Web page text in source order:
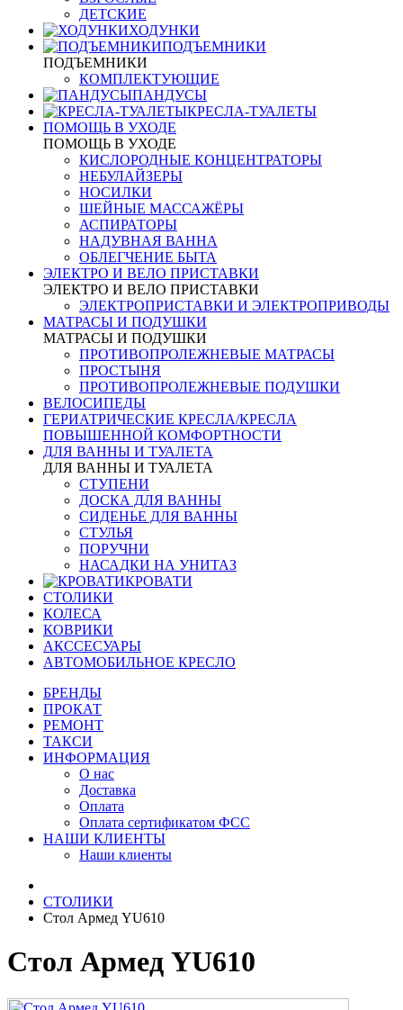
ДЕТСКИЕ
ХОДУНКИ
ПОДЪЕМНИКИ
ПОДЪЕМНИКИ
КОМПЛЕКТУЮЩИЕ
ПАНДУСЫ
КРЕСЛА-ТУАЛЕТЫ
ПОМОЩЬ В УХОДЕ
ПОМОЩЬ В УХОДЕ
КИСЛОРОДНЫЕ КОНЦЕНТРАТОРЫ
НЕБУЛАЙЗЕРЫ
НОСИЛКИ
ШЕЙНЫЕ МАССАЖЁРЫ
АСПИРАТОРЫ
НАДУВНАЯ ВАННА
ОБЛЕГЧЕНИЕ БЫТА
ЭЛЕКТРО И ВЕЛО ПРИСТАВКИ
ЭЛЕКТРО И ВЕЛО ПРИСТАВКИ
ЭЛЕКТРОПРИСТАВКИ И ЭЛЕКТРОПРИВОДЫ
МАТРАСЫ И ПОДУШКИ
МАТРАСЫ И ПОДУШКИ
ПРОТИВОПРОЛЕЖНЕВЫЕ МАТРАСЫ
ПРОСТЫНЯ
ПРОТИВОПРОЛЕЖНЕВЫЕ ПОДУШКИ
ВЕЛОСИПЕДЫ
ГЕРИАТРИЧЕСКИЕ КРЕСЛА/КРЕСЛА
ПОВЫШЕННОЙ КОМФОРТНОСТИ
ДЛЯ ВАННЫ И ТУАЛЕТА
ДЛЯ ВАННЫ И ТУАЛЕТА
СТУПЕНИ
ДОСКА ДЛЯ ВАННЫ
СИДЕНЬЕ ДЛЯ ВАННЫ
СТУЛЬЯ
ПОРУЧНИ
НАСАДКИ НА УНИТАЗ
КРОВАТИ
СТОЛИКИ
КОЛЕСА
КОВРИКИ
АКССЕСУАРЫ
АВТОМОБИЛЬНОЕ КРЕСЛО
БРЕНДЫ
ПРОКАТ
РЕМОНТ
ТАКСИ
ИНФОРМАЦИЯ
О нас
Доставка
Оплата
Оплата сертификатом ФСС
НАШИ КЛИЕНТЫ
Наши клиенты
СТОЛИКИ
Стол Армед YU610
Стол Армед YU610